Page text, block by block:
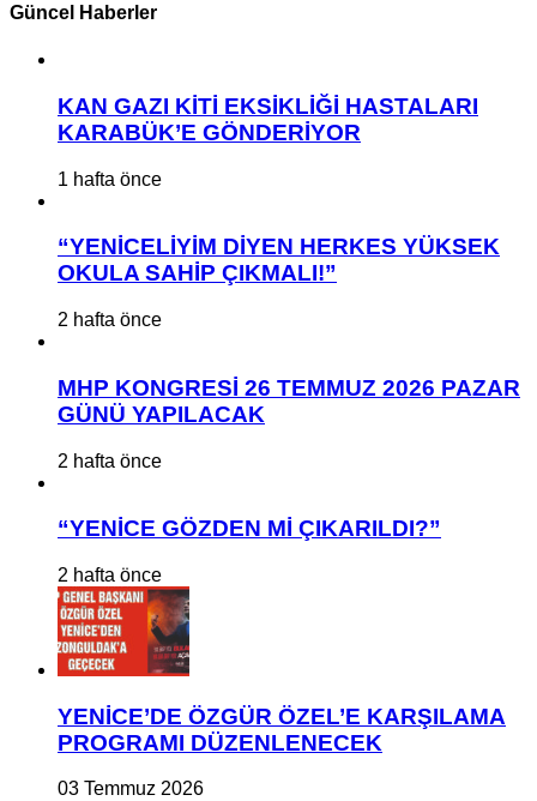
Güncel Haberler
KAN GAZI KİTİ EKSİKLİĞİ HASTALARI
KARABÜK’E GÖNDERİYOR
1 hafta önce
“YENİCELİYİM DİYEN HERKES YÜKSEK
OKULA SAHİP ÇIKMALI!”
2 hafta önce
MHP KONGRESİ 26 TEMMUZ 2026 PAZAR
GÜNÜ YAPILACAK
2 hafta önce
“YENİCE GÖZDEN Mİ ÇIKARILDI?”
2 hafta önce
YENİCE’DE ÖZGÜR ÖZEL’E KARŞILAMA
PROGRAMI DÜZENLENECEK
03 Temmuz 2026